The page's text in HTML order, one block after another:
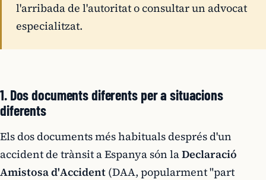
l'arribada de l'autoritat o consultar un advocat
especialitzat.
1. Dos documents diferents per a situacions
diferents
Els dos documents més habituals després d'un
accident de trànsit a Espanya són laDeclaració
Amistosa d'Accident (DAA, popularment "part